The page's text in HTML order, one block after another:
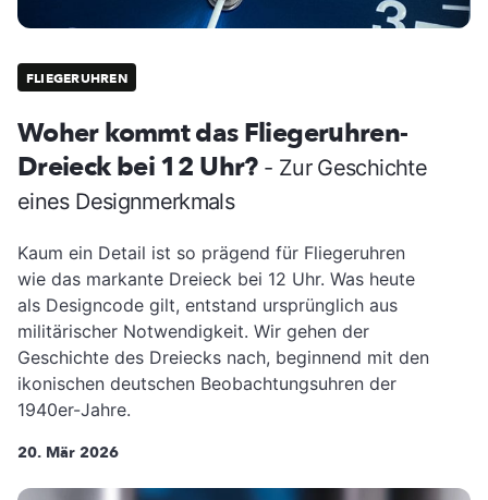
FLIEGERUHREN
Woher kommt das Fliegeruhren-
Dreieck bei 12 Uhr? - Zur Geschichte
eines Designmerkmals
Kaum ein Detail ist so prägend für Fliegeruhren
wie das markante Dreieck bei 12 Uhr. Was heute
als Designcode gilt, entstand ursprünglich aus
militärischer Notwendigkeit. Wir gehen der
Geschichte des Dreiecks nach, beginnend mit den
ikonischen deutschen Beobachtungsuhren der
1940er-Jahre.
20. Mär 2026